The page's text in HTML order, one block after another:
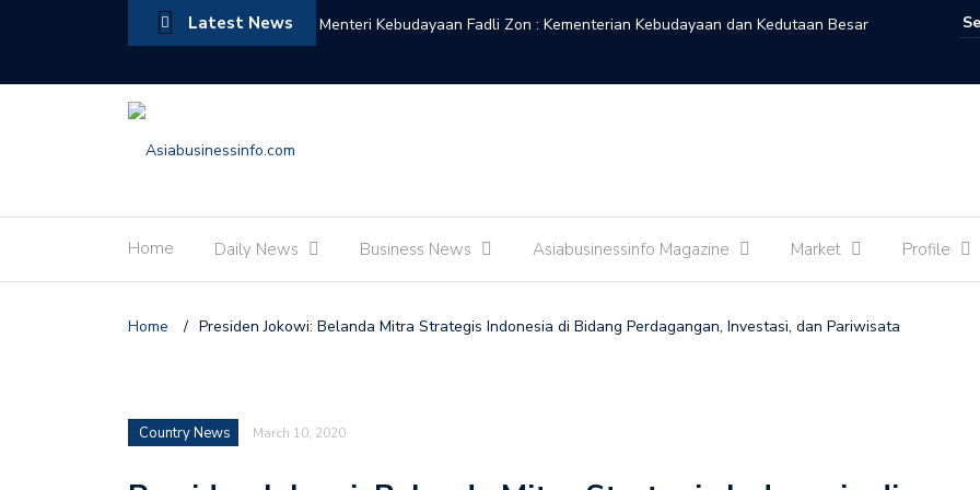
Latest News
Peningkatan Kerja Sama Antara
Menteri Kebudayaan Fadli Zon : Kementerian Kebudayaan dan Kedutaan Besar
Home Daily News Business News Asiabusinessinfo Magazine Market Profile
Home / Presiden Jokowi: Belanda Mitra Strategis Indonesia di Bidang Perdagangan, Investasi, dan Pariwisata
Country News March 10, 2020